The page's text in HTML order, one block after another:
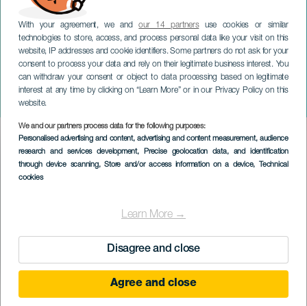
With your agreement, we andour 14 partnersuse cookies or similar
technologies to store, access, and process personal data like your visit on this
website, IP addresses and cookie identifiers. Some partners do not ask for your
consent to process your data and rely on their legitimate business interest. You
can withdraw your consent or object to data processing based on legitimate
interest at any time by clicking on “Learn More” or in our Privacy Policy on this
website.
We and our partners process data for the following purposes:
Personalised advertising and content, advertising and content measurement, audience
research and services development, Precise geolocation data, and identification
through device scanning, Store and/or access information on a device, Technical
cookies
Learn More →
Disagree and close
Agree and close
Keresztelő Szent János
ünnepségek
TENERIFE
Imagen
Listado